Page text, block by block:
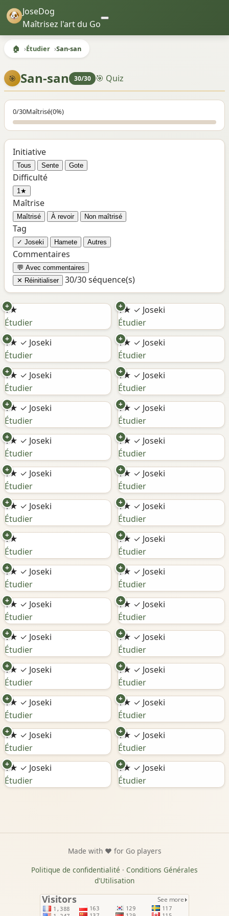
JoseDog
Maîtrisez l'art du Go
🏠 Étudier San-san
🎯 San-san 30/30 🎯 Quiz
0/30Maîtrisé(0%)
Initiative
Tous Sente Gote
Difficulté
1★
Maîtrise
Maîtrisé À revoir Non maîtrisé
Tag
✓ Joseki Hamete Autres
Commentaires
💬 Avec commentaires
✕ Réinitialiser
30/30 séquence(s)
1★
+
Étudier
1★ ✓ Joseki
+
Étudier
1★ ✓ Joseki
+
Étudier
1★ ✓ Joseki
+
Étudier
1★ ✓ Joseki
+
Étudier
1★ ✓ Joseki
+
Étudier
1★ ✓ Joseki
+
Étudier
1★ ✓ Joseki
+
Étudier
1★ ✓ Joseki
+
Étudier
1★ ✓ Joseki
+
Étudier
1★ ✓ Joseki
+
Étudier
1★ ✓ Joseki
+
Étudier
1★ ✓ Joseki
+
Étudier
1★ ✓ Joseki
+
Étudier
1★
+
Étudier
1★ ✓ Joseki
+
Étudier
1★ ✓ Joseki
+
Étudier
1★ ✓ Joseki
+
Étudier
1★ ✓ Joseki
+
Étudier
1★ ✓ Joseki
+
Étudier
1★ ✓ Joseki
+
Étudier
1★ ✓ Joseki
+
Étudier
1★ ✓ Joseki
+
Étudier
1★ ✓ Joseki
+
Étudier
1★ ✓ Joseki
+
Étudier
1★ ✓ Joseki
+
Étudier
1★ ✓ Joseki
+
Étudier
1★ ✓ Joseki
+
Étudier
1★ ✓ Joseki
+
Étudier
1★ ✓ Joseki
+
Étudier
Made with ❤️ for Go players
Politique de confidentialité · Conditions Générales
d'Utilisation